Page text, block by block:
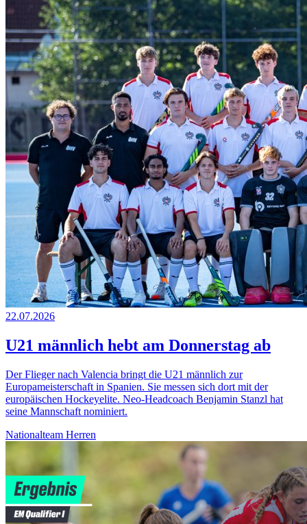
22.07.2026
U21 männlich hebt am Donnerstag ab
Der Flieger nach Valencia bringt die U21 männlich zur
Europameisterschaft in Spanien. Sie messen sich dort mit der
europäischen Hockeyelite. Neo-Headcoach Benjamin Stanzl hat
seine Mannschaft nominiert.
Nationalteam Herren